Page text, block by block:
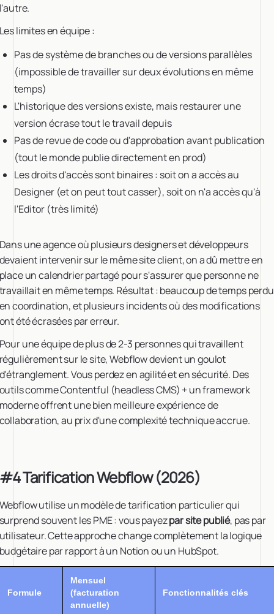
limites en équipe :
Pas de système de branches ou de versions parallèles
(impossible de travailler sur deux évolutions en même
temps)
L'historique des versions existe, mais restaurer une
version écrase tout le travail depuis
Pas de revue de code ou d'approbation avant publication
(tout le monde publie directement en prod)
Les droits d'accès sont binaires : soit on a accès au
Designer (et on peut tout casser), soit on n'a accès qu'à
l'Editor (très limité)
une agence où plusieurs designers et développeurs
intervenir sur le même site client, on a dû mettre en
un calendrier partagé pour s'assurer que personne ne
en même temps. Résultat : beaucoup de temps perdu
coordination, et plusieurs incidents où des modifications
été écrasées par erreur.
une équipe de plus de 2-3 personnes qui travaillent
sur le site, Webflow devient un goulot
Vous perdez en agilité et en sécurité. Des
comme Contentful (headless CMS) + un framework
offrent une bien meilleure expérience de
au prix d'une complexité technique accrue.
Tarification Webflow (2026)
utilise un modèle de tarification particulier qui
souvent les PME : vous payezpar site publié, pas par
Cette approche change complètement la logique
par rapport à un Notion ou un HubSpot.
Formule
Mensuel
(facturation
annuelle)
Fonctionnalités clés